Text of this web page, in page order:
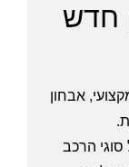
חדש
אבחון
הרכב